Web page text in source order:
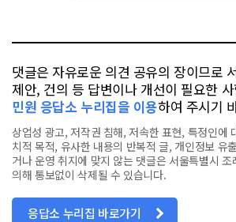
댓글은 자유로운 의견 공유의 장이므로
제안, 건의 등 답변이나 개선이 필요한
민원 응답소 누리집을 이용하여 주시기
상업성 광고, 저작권 침해, 저속한 표현, 특정인에
치적 목적, 유사한 내용의 반복적 글, 개인정보 유
거나 운영 취지에 맞지 않는 댓글은 서울특별시
의해 통보없이 삭제될 수 있습니다.
응답소 누리집 바로가기